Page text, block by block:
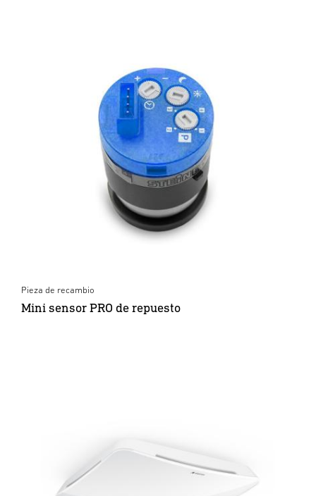
Pieza de recambio
Mini sensor PRO de repuesto